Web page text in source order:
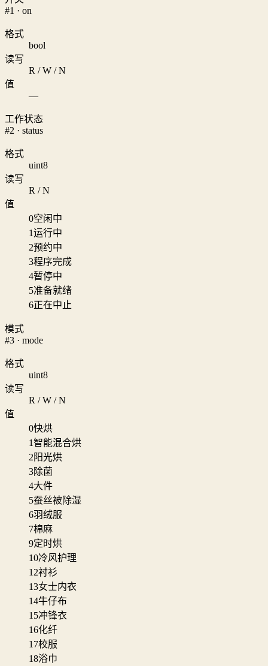
#1 · on
格式
bool
读写
R / W / N
值
—
工作状态
#2 · status
格式
uint8
读写
R / N
值
0空闲中
1运行中
2预约中
3程序完成
4暂停中
5准备就绪
6正在中止
模式
#3 · mode
格式
uint8
读写
R / W / N
值
0快烘
1智能混合烘
2 阳光烘
3除菌
4大件
5蚕丝被除湿
6羽绒服
7棉麻
9定时烘
10冷风护理
12衬衫
13女士内衣
14牛仔布
15冲锋衣
16化纤
17校服
18浴巾